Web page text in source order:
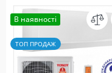
В наявності
ТОП ПРОДАЖ